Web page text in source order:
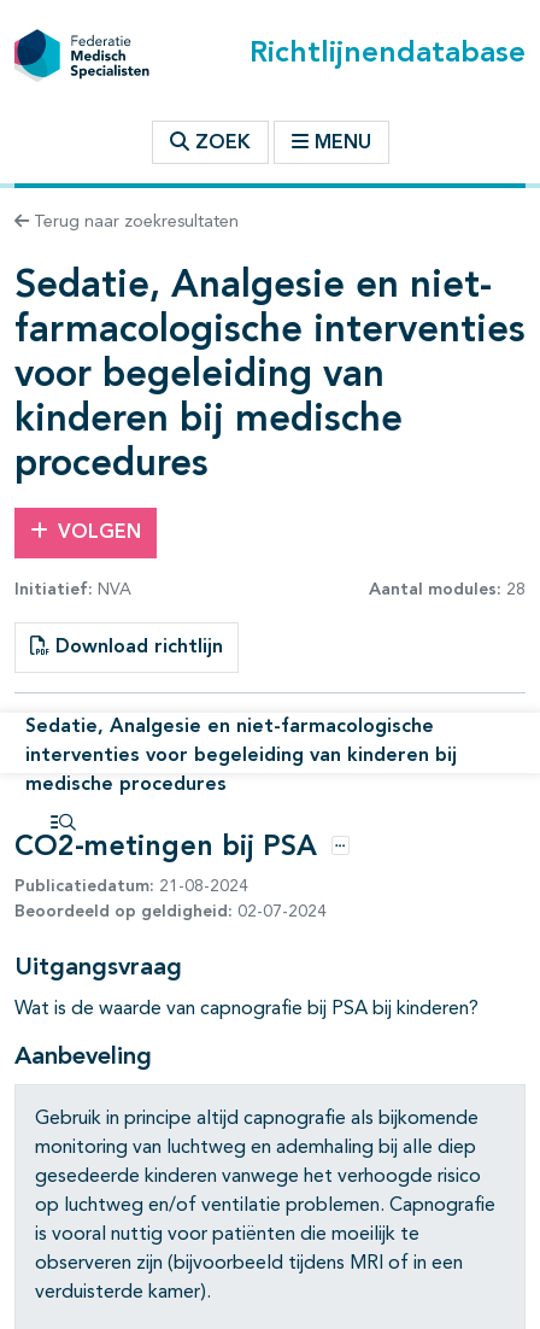
Richtlijnendatabase
ZOEK MENU
Terug naar zoekresultaten
Sedatie, Analgesie en niet-
farmacologische interventies
voor begeleiding van
kinderen bij medische
procedures
VOLGEN
Initiatief: NVA Aantal modules: 28
Download richtlijn
Sedatie, Analgesie en niet-farmacologische
interventies voor begeleiding van kinderen bij
medische procedures
Open inhoudsopgave
binnen deze richtlijn
openklappen
open- en dichtklappen
open- en dichtklappen
open- en dichtklappen
open- en dichtklappen
CO2-metingen bij PSA Opties
Publicatiedatum: 21-08-2024
Beoordeeld op geldigheid: 02-07-2024
Uitgangsvraag
Wat is de waarde van capnografie bij PSA bij kinderen?
Aanbeveling
Gebruik in principe altijd capnografie als bijkomende
monitoring van luchtweg en ademhaling bij alle diep
gesedeerde kinderen vanwege het verhoogde risico
op luchtweg en/of ventilatie problemen. Capnografie
is vooral nuttig voor patiënten die moeilijk te
observeren zijn (bijvoorbeeld tijdens MRI of in een
verduisterde kamer).